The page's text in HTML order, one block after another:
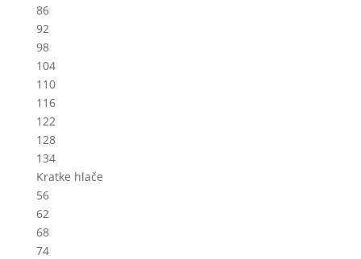
86
92
98
104
110
116
122
128
134
Kratke hlače
56
62
68
74